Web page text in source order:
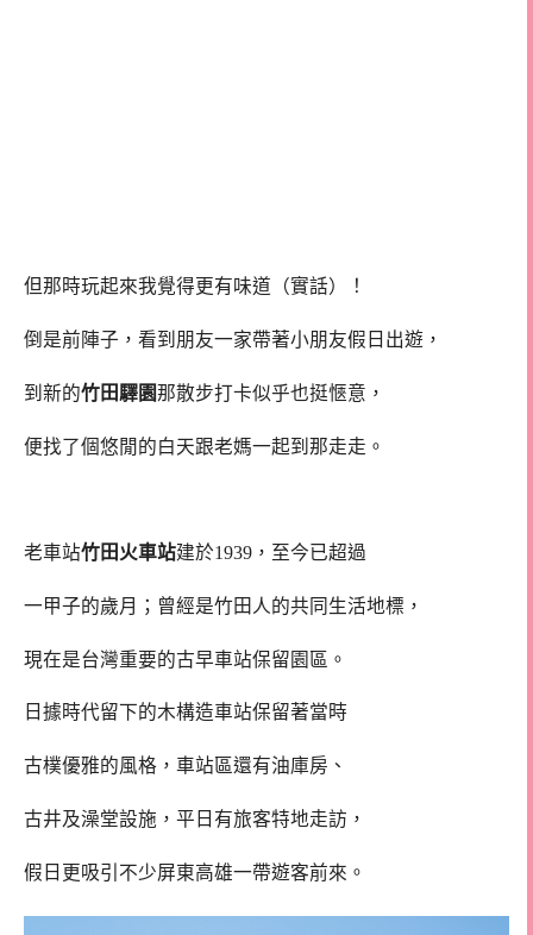
但那時玩起來我覺得更有味道（實話）！
倒是前陣子，看到朋友一家帶著小朋友假日出遊，
到新的竹田驛園那散步打卡似乎也挺愜意，
便找了個悠閒的白天跟老媽一起到那走走。
老車站竹田火車站建於1939，至今已超過
一甲子的歲月；曾經是竹田人的共同生活地標，
現在是台灣重要的古早車站保留園區。
日據時代留下的木構造車站保留著當時
古樸優雅的風格，車站區還有油庫房、
古井及澡堂設施，平日有旅客特地走訪，
假日更吸引不少屏東高雄一帶遊客前來。